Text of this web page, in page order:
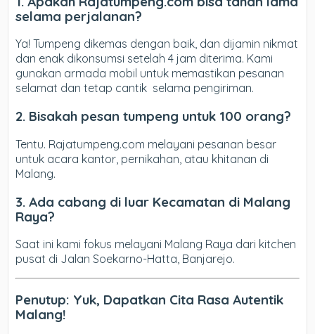
selama perjalanan?
Ya! Tumpeng dikemas dengan baik, dan dijamin nikmat
dan enak dikonsumsi setelah 4 jam diterima. Kami
gunakan armada mobil untuk memastikan pesanan
selamat dan tetap cantik selama pengiriman.
2. Bisakah pesan tumpeng untuk 100 orang?
Tentu. Rajatumpeng.com melayani pesanan besar
untuk acara kantor, pernikahan, atau khitanan di
Malang.
3. Ada cabang di luar Kecamatan di Malang
Raya?
Saat ini kami fokus melayani Malang Raya dari kitchen
pusat di Jalan Soekarno-Hatta, Banjarejo.
Penutup: Yuk, Dapatkan Cita Rasa Autentik
Malang!